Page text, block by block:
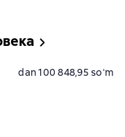
dan 100 848,95 soʻm